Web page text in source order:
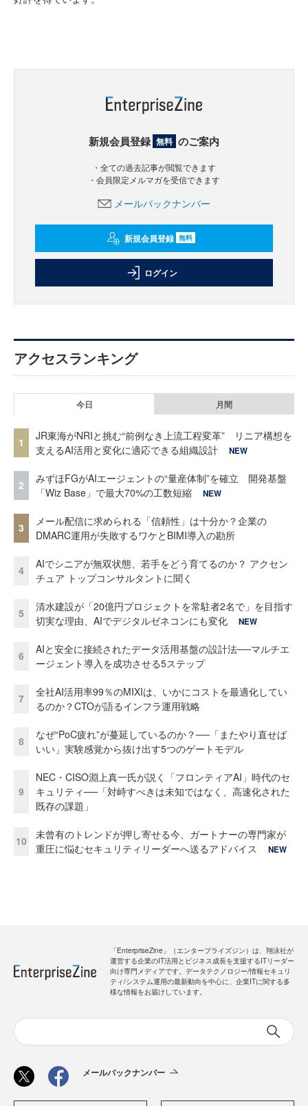
新規会員登録 無料 のご案内
・全ての過去記事が閲覧できます
・会員限定メルマガを受信できます
メールバックナンバー
新規会員登録 無料
ログイン
アクセスランキング
今日 月間
1
JR東海がNRIと挑む“前例なき上流工程変革” リニア構想を
支えるAI活用と変化に適応できる組織設計
NEW
2
みずほFGがAIエージェントの“量産体制”を確立 開発基盤
「Wiz Base」で最大70%の工数短縮
NEW
3
メール配信に求められる「信頼性」は十分か？企業の
DMARC運用が失敗するワケとBIMI導入の勘所
4
AIでシニアが無双状態、若手をどう育てるのか？ アクセン
チュア トップコンサルタントに聞く
5
清水建設が「20億円プロジェクトを常駐者2名で」を目指す
切実な理由、AIでデジタルゼネコンにも変化
NEW
6
AIと安全に接続されたデータ活用基盤の設計法──マルチエ
ージェント導入を成功させる5ステップ
7
全社AI活用率99％のMIXIは、いかにコストを最適化してい
るのか？CTOが語るインフラ運用戦略
8
なぜ“PoC疲れ”が蔓延しているのか？──「またやり直せば
いい」実験感覚から抜け出す5つのゲートモデル
9
NEC・CISO淵上真一氏が説く「フロンティアAI」時代のセ
キュリティ──「対峙すべきは未知ではなく、高速化された
既存の課題」
10
未曾有のトレンドが押し寄せる今、ガートナーの専門家が
重圧に悩むセキュリティリーダーへ送るアドバイス
NEW
「EnterpriseZine」（エンタープライズジン）は、翔泳社が
運営する企業のIT活用とビジネス成長を支援するITリーダー
向け専門メディアです。データテクノロジー/情報セキュリ
ティ/システム運用の最新動向を中心に、企業ITに関する多
様な情報をお届けしています。
メールバックナンバー